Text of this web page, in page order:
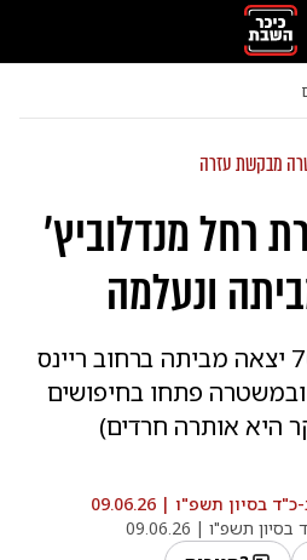
מבקשת עזרה
רחל מנדלוביץ'
ונעלמה
רחל מנדלוביץ' בת 70 יצאה מביתה ברחוב ריינס
אמש בשעה 18:00 ובמשטרה פתחו בחיפושים
היא אותרה חרדים)
כ"ד בסיון תשפ"ו | 09.06.26
בסיון תשפ"ו | 09.06.26